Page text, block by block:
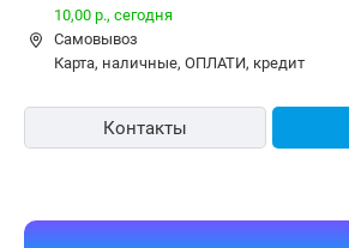
10,00 р., сегодня
Самовывоз
карта, наличные, ОПЛАТИ, кредит
Контакты